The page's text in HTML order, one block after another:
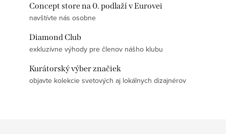
Concept store na 0. podlaží v Eurovei
navštívte nás osobne
Diamond Club
exkluzívne výhody pre členov nášho klubu
Kurátorský výber značiek
objavte kolekcie svetových aj lokálnych dizajnérov